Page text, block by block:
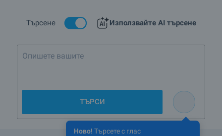
Търсене Използвайте AI търсене
Ново! Търсете с глас
Опишете вашите предп
ТЪРСИ